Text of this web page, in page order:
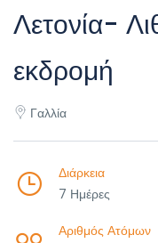
Λετονία-
εκδρομή
Γαλλία
Διάρκεια
7 Ημέρες
Αριθμός Ατόμων